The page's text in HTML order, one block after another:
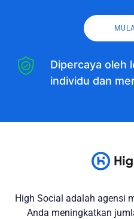
Dipercaya oleh
individu dan
High Social adalah agensi
Anda meningkatkan